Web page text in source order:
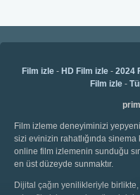
Film izle - HD Film izle - 2024
Film izle-
Film izleme deneyiminizi
sizi evinizin rahatlığında sinema
online film izlemenin sunduğu
en üst düzeyde sunmaktır.
Dijital çağın yenilikleriyle